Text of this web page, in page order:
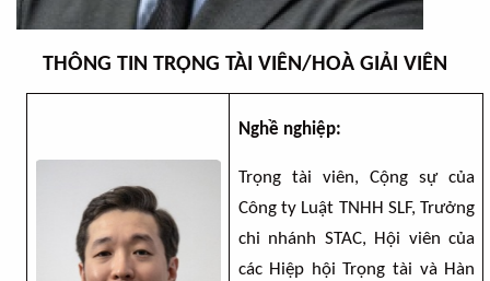
THÔNG TIN TRỌNG TÀI VIÊN/HOÀ GIẢI VIÊN
Nghề nghiệp:
Trọng tài viên, Cộng sự của
Công ty Luật TNHH SLF, Trưởng
chi nhánh STAC,
Hội viên của
các Hiệp hội Trọng tài và Hàn